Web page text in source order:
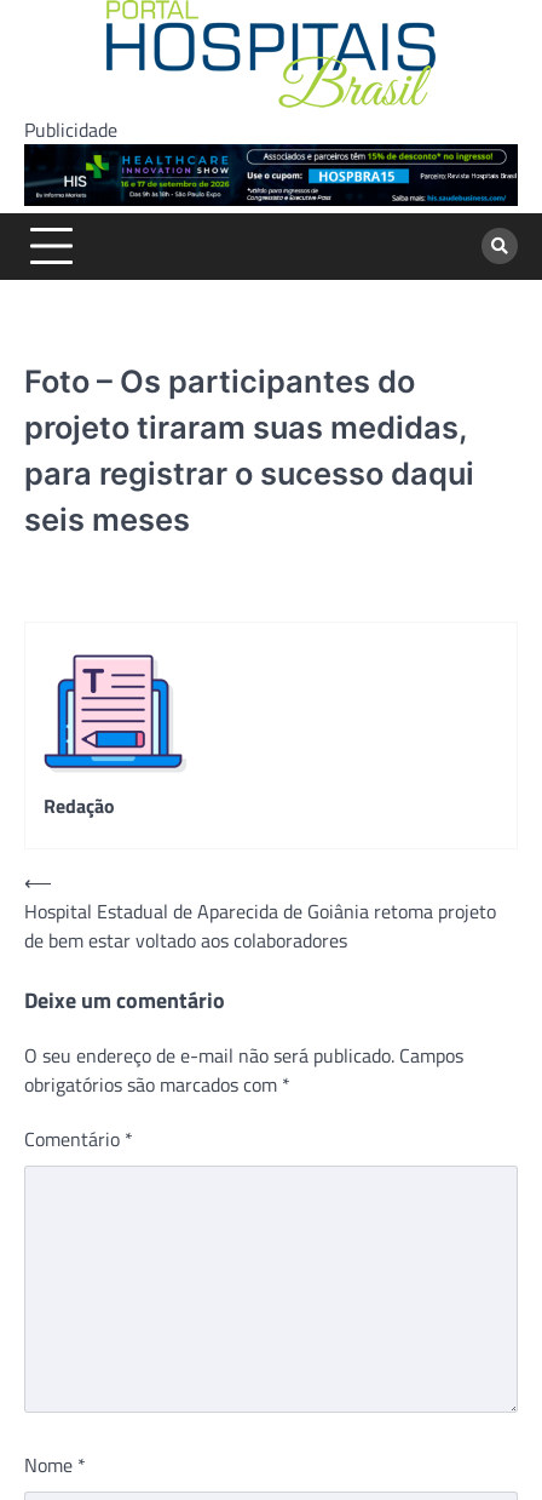
Publicidade
Foto – Os participantes do
projeto tiraram suas medidas,
para registrar o sucesso daqui
seis meses
Redação
Navegação
de
Post
⟵
Hospital Estadual de Aparecida de Goiânia retoma projeto
de bem estar voltado aos colaboradores
Deixe um comentário
O seu endereço de e-mail não será publicado. Campos
obrigatórios são marcados com *
Comentário *
Nome *